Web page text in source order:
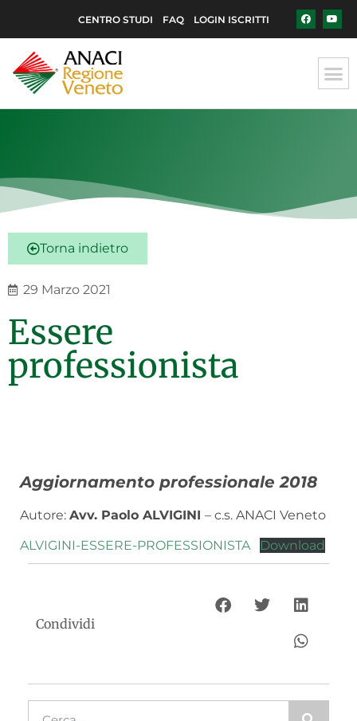
CENTRO STUDI FAQ LOGIN ISCRITTI
Torna indietro
29 Marzo 2021
Essere
professionista
Aggiornamento professionale 2018
Autore: Avv. Paolo ALVIGINI – c.s. ANACI Veneto
ALVIGINI-ESSERE-PROFESSIONISTA Download
Condividi